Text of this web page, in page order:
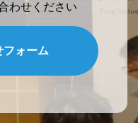
わせください
フォーム